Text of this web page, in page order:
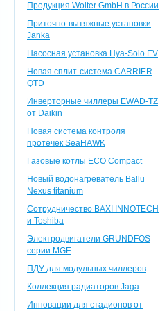
Продукция Wolter GmbH в России
Приточно-вытяжные установки
Janka
Насосная установка Hya-Solo EV
Новая сплит-система CARRIER
QTD
Инверторные чиллеры EWAD-TZ
от Daikin
Новая система контроля
протечек SeaHAWK
Газовые котлы ECO Compact
Новый водонагреватель Ballu
Nexus titanium
Сотрудничество BAXI INNOTEСH
и Toshiba
Электродвигатели GRUNDFOS
серии MGE
ПДУ для модульных чиллеров
Коллекция радиаторов Jaga
Инновации для стадионов от